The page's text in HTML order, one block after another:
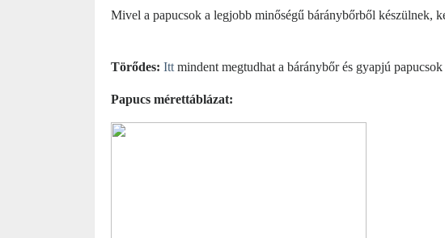
Mivel a papucsok a legjobb minőségű báránybőrből készülnek,
Törődes: Itt mindent megtudhat a báránybőr és gyapjú
Papucs mérettáblázat: